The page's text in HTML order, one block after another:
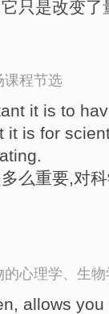
只是改变了
课程节选
it is to
it is for
么重要,对
心理学、生
allows